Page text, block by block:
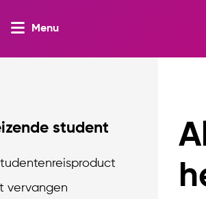
Menu
student
vervangen